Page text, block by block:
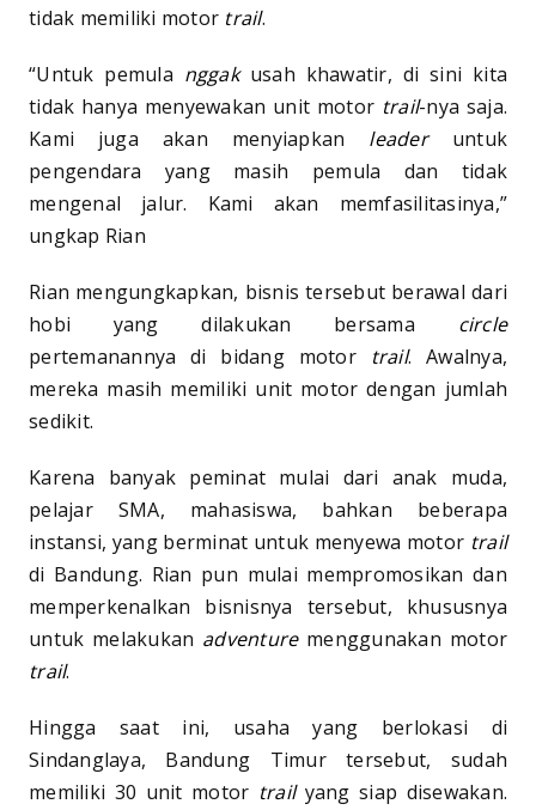
tidak memiliki motor trail.
“Untuk pemula nggakusah khawatir, di sini kita
tidak hanya menyewakan unit motor trail-nya saja.
Kami juga akan menyiapkan leaderuntuk
pengendara yang masih pemula dan tidak
mengenal jalur. Kami akan memfasilitasinya,”
ungkap Rian
Rian mengungkapkan, bisnis tersebut berawal dari
hobi yang dilakukan bersama circle
pertemanannya di bidang motor
trail. Awalnya,
mereka masih memiliki unit motor dengan jumlah
sedikit.
Karena banyak peminat mulai dari anak muda,
pelajar SMA, mahasiswa, bahkan beberapa
instansi, yang berminat untuk menyewa motor trail
di Bandung. Rian pun mulai mempromosikan dan
memperkenalkan bisnisnya tersebut, khususnya
untuk melakukan adventuremenggunakan motor
trail.
Hingga saat ini, usaha yang berlokasi di
Sindanglaya, Bandung Timur tersebut, sudah
memiliki 30 unit motor trailyang siap disewakan.